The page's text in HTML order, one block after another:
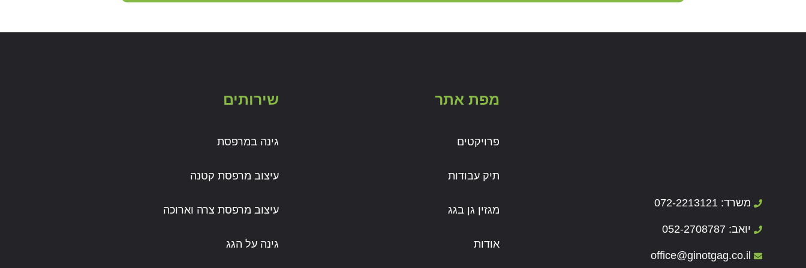
משרד: 072-2213121
יואב: 052-2708787
office@ginotgag.co.il
מפת אתר
פרויקטים
תיק עבודות
מגזין גן בגג
אודות
שירותים
גינה במרפסת
עיצוב מרפסת קטנה
עיצוב מרפסת צרה וארוכה
גינה על הגג